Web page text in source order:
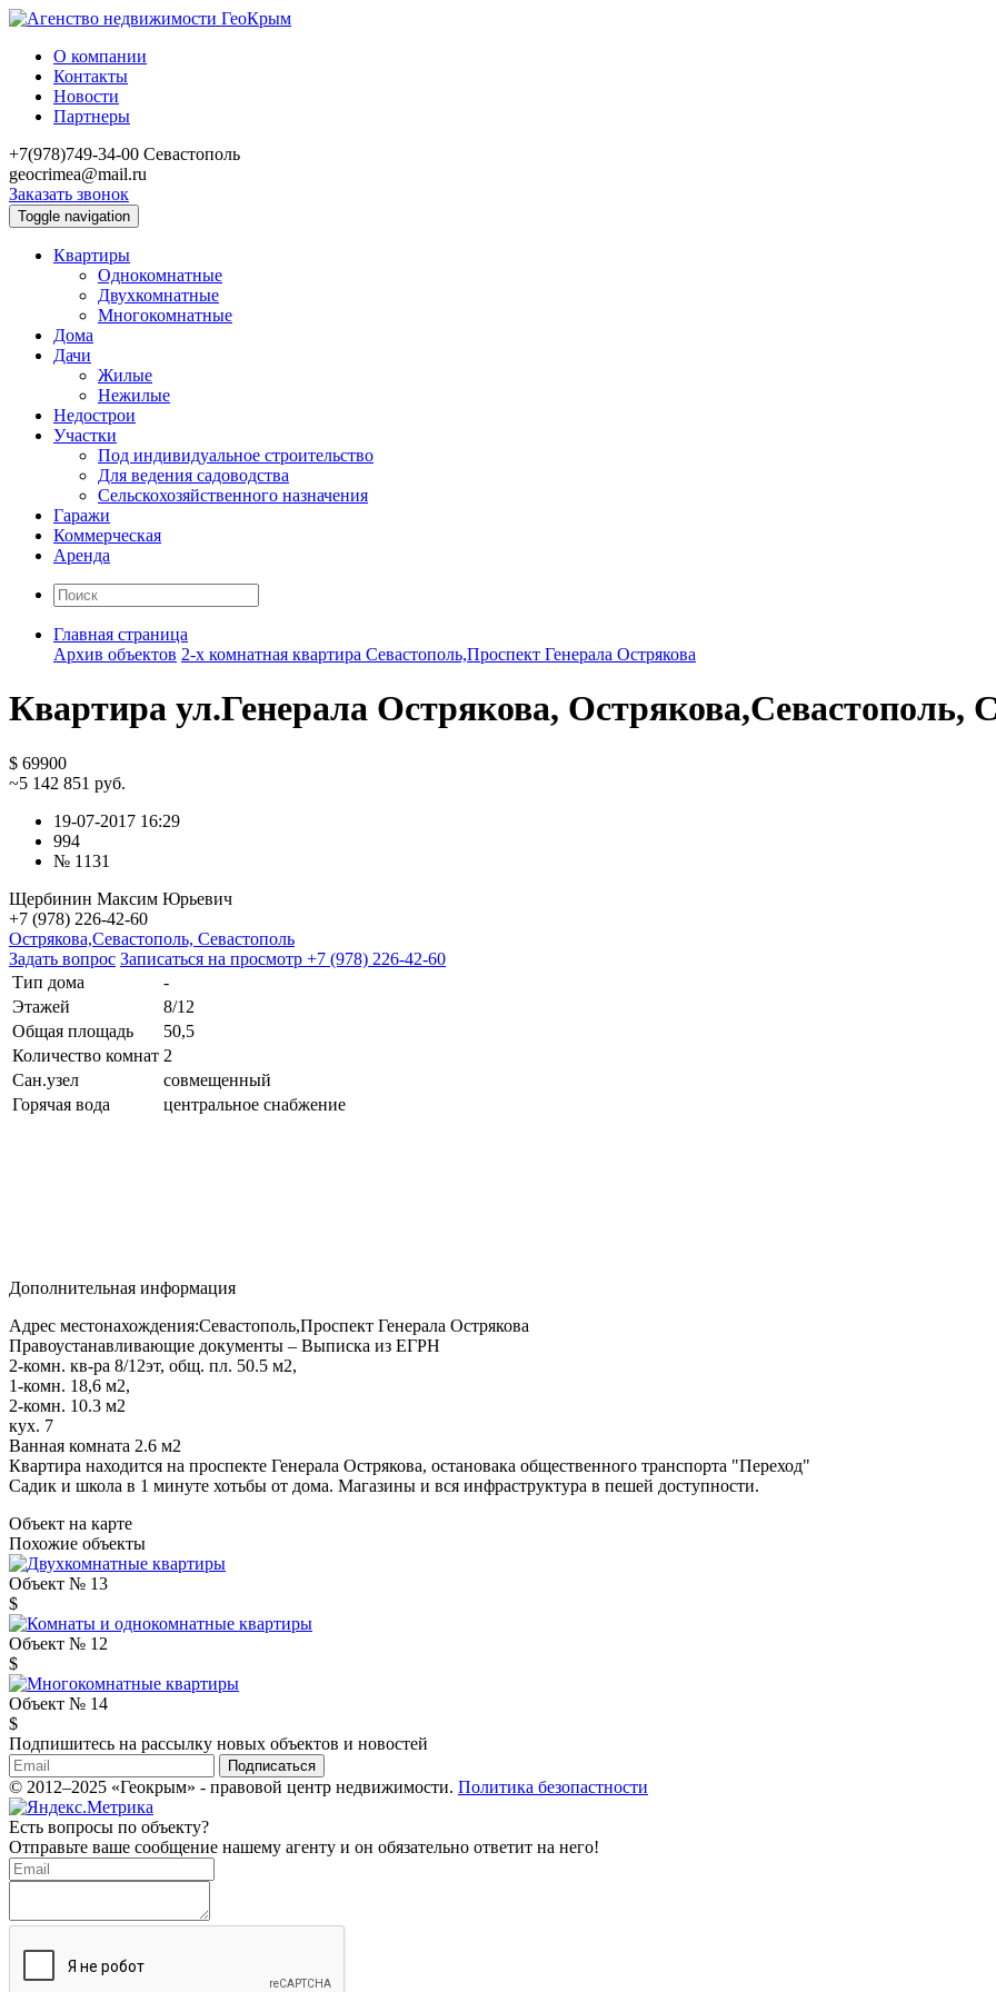
О компании
Контакты
Новости
Партнеры
+7(978)749-34-00 Севастополь
geocrimea@mail.ru
Заказать звонок
Toggle navigation
Квартиры
Однокомнатные
Двухкомнатные
Многокомнатные
Дома
Дачи
Жилые
Нежилые
Недострои
Участки
Под индивидуальное строительство
Для ведения садоводства
Сельскохозяйственного назначения
Гаражи
Коммерческая
Аренда
Главная страница
Архив объектов 2-х комнатная квартира Севастополь,Проспект Генерала Острякова
Квартира ул.Генерала Острякова, Острякова,Севастополь,
$ 69900
~5 142 851 руб.
19-07-2017 16:29
994
№ 1131
Щербинин Максим Юрьевич
+7 (978) 226-42-60
Острякова,Севастополь, Севастополь
Задать вопрос Записаться на просмотр +7 (978) 226-42-60
Тип дома
-
Этажей
8/12
Общая площадь
50,5
Количество комнат 2
Сан.узел
совмещенный
Горячая вода
центральное снабжение
Дополнительная информация
Адрес местонахождения:Севастополь,Проспект Генерала Острякова
Правоустанавливающие документы – Выписка из ЕГРН
2-комн. кв-ра 8/12эт, общ. пл. 50.5 м2,
1-комн. 18,6 м2,
2-комн. 10.3 м2
кух. 7
Ванная комната 2.6 м2
Квартира находится на проспекте Генерала Острякова, остановака общественного транспорта "Переход"
Садик и школа в 1 минуте хотьбы от дома. Магазины и вся инфраструктура в пешей доступности.
Объект на карте
Похожие объекты
Объект № 13
$
Объект № 12
$
Объект № 14
$
Подпишитесь на рассылку новых объектов и новостей
Подписаться
© 2012–2025 «Геокрым» - правовой центр недвижимости. Политика безопастности
Есть вопросы по объекту?
Отправьте ваше сообщение нашему агенту и он обязательно ответит на него!